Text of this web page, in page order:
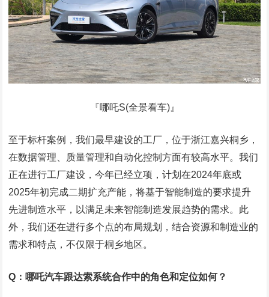
『哪吒S(全景看车)』
至于标杆案例，我们最早建设的工厂，位于浙江嘉兴桐乡，
在数据管理、质量管理和自动化控制方面有较高水平。我们
正在进行工厂建设，今年已经立项，计划在2024年底或
2025年初完成二期扩充产能，将基于智能制造的要求提升
先进制造水平，以满足未来智能制造发展趋势的需求。此
外，我们还在进行多个点的布局规划，结合资源和制造业的
需求和特点，不仅限于桐乡地区。
Q：哪吒汽车跟达索系统合作中的角色和定位如何？